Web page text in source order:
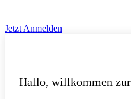
Jetzt Anmelden
Hallo, willkommen